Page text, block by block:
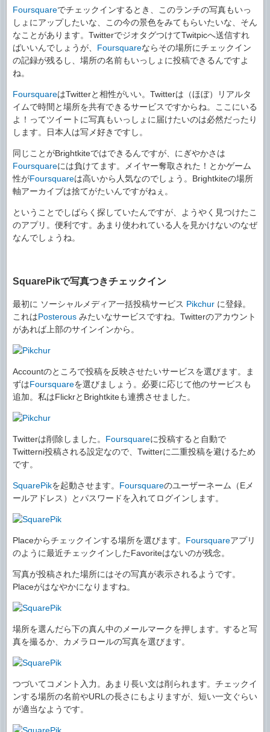
Foursquareでチェックインするとき、このランチの写真もいっ
しょにアップしたいな、この今の景色をみてもらいたいな、そん
なことがあります。TwitterでジオタグつけてTwitpicへ送信すれ
ばいいんでしょうが、 Foursquareならその場所にチェックイン
の記録が残るし、場所の名前もいっしょに投稿できるんですよ
ね。
FoursquareはTwitterと相性がいい。Twitterは（ほぼ）リアルタ
イムで時間と場所を共有できるサービスですからね。ここにいる
よ！ってツイートに写真もいっしょに届けたいのは必然だったり
します。日本人は写メ好きですし。
同じことがBrightkiteではできるんですが、にぎやかさは
Foursquareには負けてます。メイヤー奪取された！とかゲーム
性がFoursquareは高いから人気なのでしょう。Brightkiteの場所
軸アーカイブは捨てがたいんですがねぇ。
ということでしばらく探していたんですが、ようやく見つけたこ
のアプリ。便利です。あまり使われている人を見かけないのなぜ
なんでしょうね。
SquarePikで写真つきチェックイン
最初に ソーシャルメディア一括投稿サービス Pikchur に登録。
これはPosterous みたいなサービスですね。Twitterのアカウント
があれば上部のサインインから。
Accountのところで投稿を反映させたいサービスを選びます。ま
ずはFoursquareを選びましょう。必要に応じて他のサービスも
追加。私はFlickrとBrightkiteも連携させました。
Twitterは削除しました。 Foursquareに投稿すると自動で
Twitterni投稿される設定なので、Twitterに二重投稿を避けるため
です。
SquarePikを起動させます。 Foursquareのユーザーネーム（Eメ
ールアドレス）とパスワードを入れてログインします。
Placeからチェックインする場所を選びます。 Foursquareアプリ
のように最近チェックインしたFavoriteはないのが残念。
写真が投稿された場所にはその写真が表示されるようです。
Placeがはなやかになりますね。
場所を選んだら下の真ん中のメールマークを押します。すると写
真を撮るか、カメラロールの写真を選びます。
つづいてコメント入力。あまり長い文は削られます。チェックイ
ンする場所の名前やURLの長さにもよりますが、短い一文ぐらい
が適当なようです。